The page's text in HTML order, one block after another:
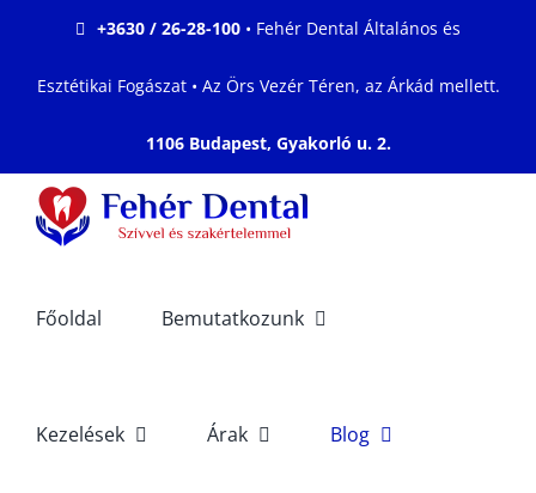
+3630 / 26-28-100 • Fehér Dental Általános és
Esztétikai Fogászat • Az Örs Vezér Téren, az Árkád mellett.
1106 Budapest, Gyakorló u. 2.
Főoldal Bemutatkozunk
Kezelések Árak Blog